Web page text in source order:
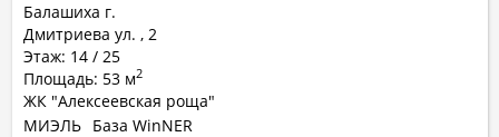
Балашиха г.
Дмитриева ул. , 2
Этаж: 14 / 25
Площадь: 53 м2
ЖК "Алексеевская роща"
МИЭЛЬ База WinNER